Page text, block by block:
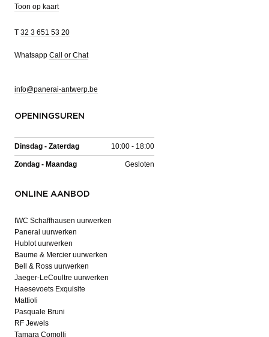
Toon op kaart
T 32 3 651 53 20
Whatsapp Call or Chat
info@panerai-antwerp.be
OPENINGSUREN
Dinsdag - Zaterdag 10:00 - 18:00
Zondag - Maandag Gesloten
ONLINE AANBOD
IWC Schaffhausen uurwerken
Panerai uurwerken
Hublot uurwerken
Baume & Mercier uurwerken
Bell & Ross uurwerken
Jaeger-LeCoultre uurwerken
Haesevoets Exquisite
Mattioli
Pasquale Bruni
RF Jewels
Tamara Comolli